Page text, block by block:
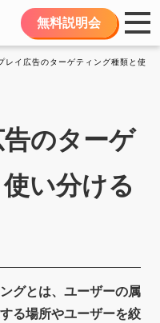
無料説明会
レイ広告のターゲティング種類と使
のターゲ
い分ける
グとは、ユーザーの属
る場所やユーザーを絞